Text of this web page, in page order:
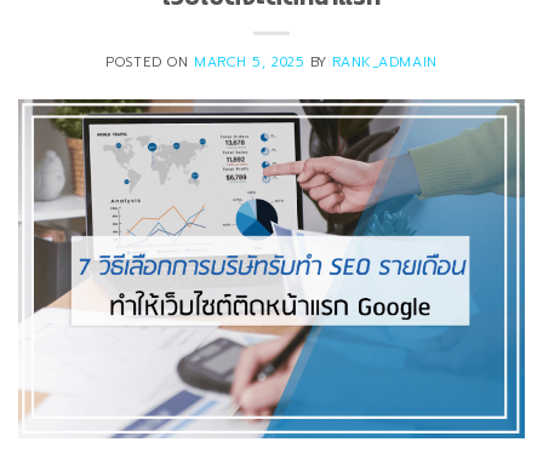
POSTED ON MARCH 5, 2025 BY RANK_ADMAIN